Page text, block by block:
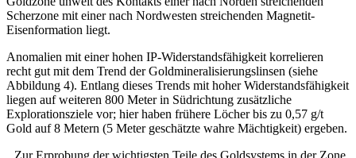
Scherzone mit einer nach Nordwesten streichenden Magnetit-
Eisenformation liegt.
Anomalien mit einer hohen IP-Widerstandsfähigkeit korrelieren
recht gut mit dem Trend der Goldmineralisierungslinsen (siehe
Abbildung 4). Entlang dieses Trends mit hoher Widerstandsfähigkeit
liegen auf weiteren 800 Meter in Südrichtung zusätzliche
Explorationsziele vor; hier haben frühere Löcher bis zu 0,57 g/t
Gold auf 8 Metern (5 Meter geschätzte wahre Mächtigkeit) ergeben.
Zur Erprobung der wichtigsten Teile des Goldsystems in der Zone